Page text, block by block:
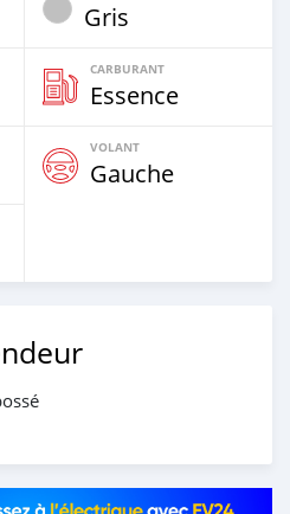
Gris
CARBURANT
Essence
VOLANT
Gauche